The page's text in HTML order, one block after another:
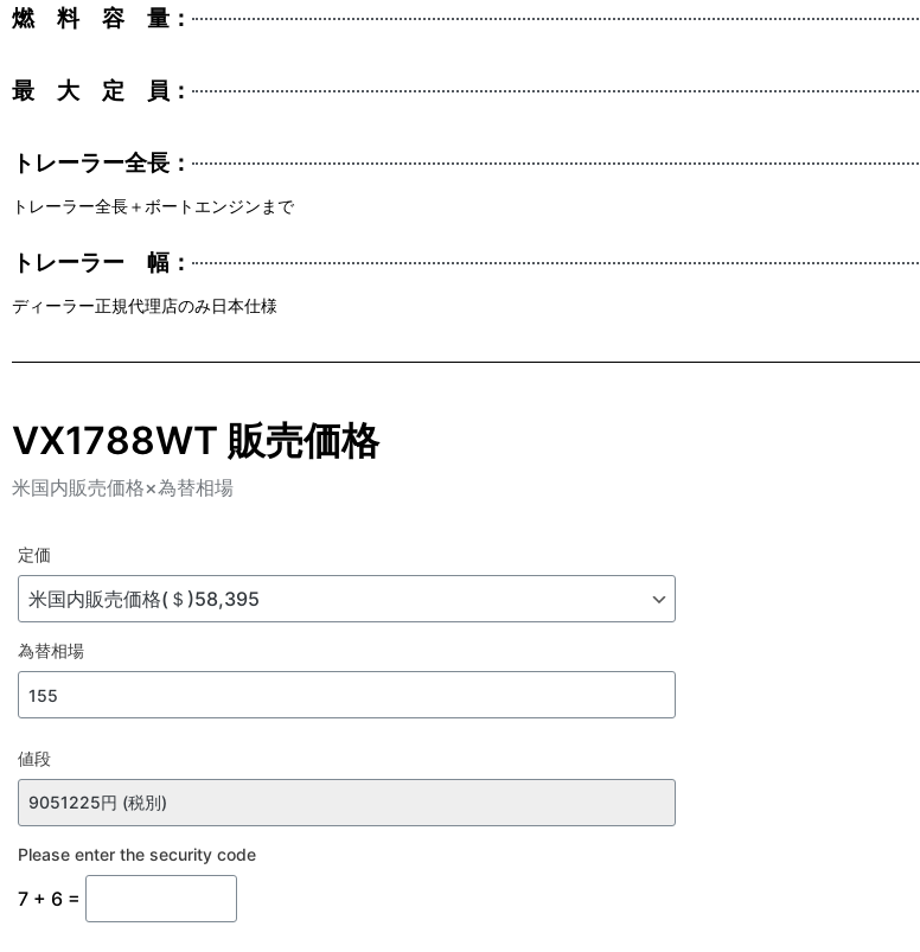
燃 料 容 量：
最 大 定 員：
トレーラー全長：
トレーラー全長＋ボートエンジンまで
トレーラー 幅：
ディーラー正規代理店のみ日本仕様
VX1788WT 販売価格
米国内販売価格×為替相場
定価
為替相場
値段
Please enter the security code
7 + 6 =